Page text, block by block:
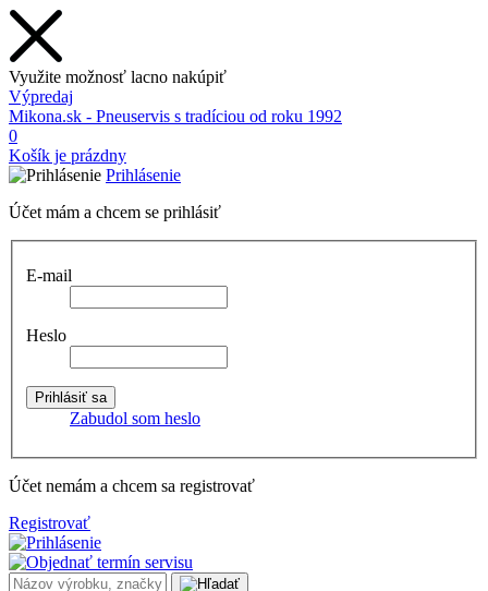
Využite možnosť lacno nakúpiť
Výpredaj
Mikona.sk - Pneuservis s tradíciou od roku 1992
0
Košík je prázdny
Prihlásenie
Účet mám a chcem se prihlásiť
E-mail
Heslo
Zabudol som heslo
Účet nemám a chcem sa registrovať
Registrovať